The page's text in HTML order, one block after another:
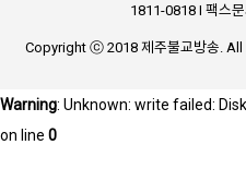
1811-0818 I 팩스
Copyright ⓒ 2018 제주불교방송.
Warning: Unknown: write failed:
on line 0